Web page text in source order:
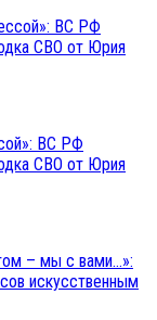
ВС РФ
СВО от Юрия